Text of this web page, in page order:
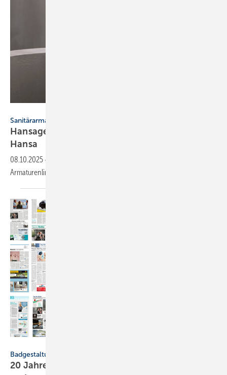
Sanitärarmaturen
Hansagenesis – neue Arma­tu­ren­familie von
Hansa
08.10.2025 -
Arma­tu­ren­linie für unter­schied­lichste
Badgestaltung
20 Jahre Tag des Bades: Re­kord-Be­tei­li­gung